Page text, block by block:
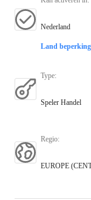
Nederland
Land
Type:
Speler Handel
Regio:
EUROPE